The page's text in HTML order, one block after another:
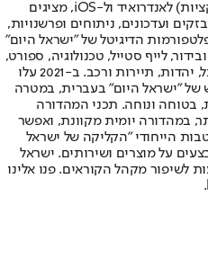
ובאנגלית, כמו כן היישומונים (אפליקציות) לאנדרואיד ול-iOS, מציגים
ועדכונים, ניתוחים ופרשנויות,
הדיגיטל של "ישראל היום"
לייף סטייל, טכנולוגיה, ספורט,
כלכלה וצרכנות, בריאות, חיילים, אוכל, יהדות, תיירות ורכב. ב-2021 עלו
של "ישראל היום" בעברית, במטרה
בטוחה ונוחה. תכני המהדורה
במהדורה יומית מקוונת, ואפשר
הייחודי "הקליקה של ישראל
על מוצרים ושירותים. ישראל
לשיפור מקהל הקוראים. פנו אלינו